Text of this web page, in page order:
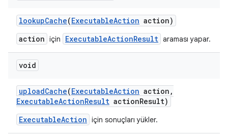
lookupCache(ExecutableAction action)
action için ExecutableActionResult araması yapar.
void
uploadCache(ExecutableAction action ,
ExecutableActionResult actionResult)
ExecutableAction için sonuçları yükler.